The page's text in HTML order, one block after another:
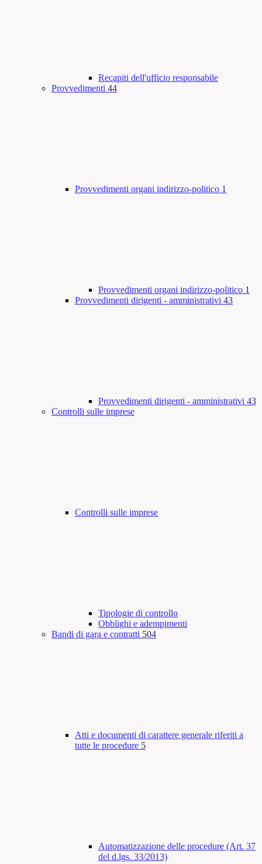
Recapiti dell'ufficio responsabile
Provvedimenti 44
Provvedimenti organi indirizzo-politico 1
Provvedimenti organi indirizzo-politico 1
Provvedimenti dirigenti - amministrativi 43
Provvedimenti dirigenti - amministrativi 43
Controlli sulle imprese
Controlli sulle imprese
Tipologie di controllo
Obblighi e adempimenti
Bandi di gara e contratti 504
Atti e documenti di carattere generale riferiti a
tutte le procedure 5
Automatizzazione delle procedure (Art. 37
del d.lgs. 33/2013)